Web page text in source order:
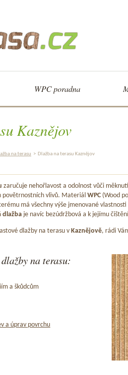
WPC poradna
Kaznějov
na terasu > Dlažba na terasu Kaznějov
zaručuje nehořlavost a odolnost vůči
povětrnostních vlivů. Materiál WPC (Wood
má všechny výše jmenované
dlažba je navíc bezúdržbová a k jejímu
dlažby na terasu v Kaznějově, rádi
na terasu:
a škůdcům
a úprav povrchu